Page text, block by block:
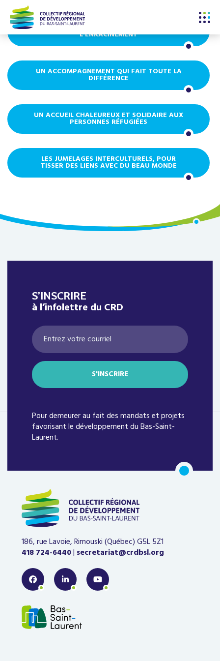
UN CONTACT HUMAIN, DE L'ACCUEIL À
L'ENRACINEMENT
UN ACCOMPAGNEMENT QUI FAIT TOUTE LA
DIFFÉRENCE
UN ACCUEIL CHALEUREUX ET SOLIDAIRE AUX
PERSONNES RÉFUGIÉES
LES JUMELAGES INTERCULTURELS, POUR
TISSER DES LIENS AVEC DU BEAU MONDE
S’INSCRIRE
à l’infolettre du CRD
Pour demeurer au fait des mandats et projets
favorisant le développement du Bas-Saint-
Laurent.
186, rue Lavoie, Rimouski (Québec)G5L 5Z1
418 724-6440| secretariat@crdbsl.org